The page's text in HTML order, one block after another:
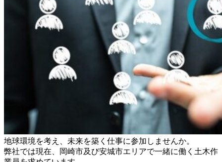
地球環境を考え、未来を築く仕事に参加しませんか。
弊社では現在、岡崎市及び安城市エリアで一緒に働く土木作